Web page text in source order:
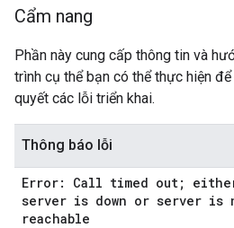
Cẩm nang
Phần này cung cấp thông tin và
trình cụ thể bạn có thể thực hiện
quyết các lỗi triển khai.
Thông báo lỗi
Error: Call timed out;
server is down or server is
reachable